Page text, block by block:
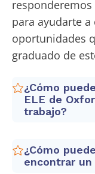
para ayudarte
oportunidades
graduado de
¿Cómo
ELE de
trabajo?
Para trabajar
exigetener un
¿Cómo
encontrar